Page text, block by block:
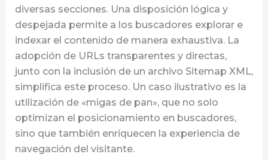
diversas secciones. Una disposición lógica y
despejada permite a los buscadores explorar e
indexar el contenido de manera exhaustiva. La
adopción de URLs transparentes y directas,
junto con la inclusión de un archivo Sitemap XML,
simplifica este proceso. Un caso ilustrativo es la
utilización de «migas de pan», que no solo
optimizan el posicionamiento en buscadores,
sino que también enriquecen la experiencia de
navegación del visitante.